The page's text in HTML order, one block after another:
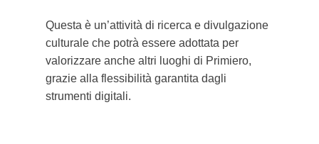
Questa è un’attività di ricerca e divulgazione
culturale che potrà essere adottata per
valorizzare anche altri luoghi di Primiero,
grazie alla flessibilità garantita dagli
strumenti digitali.